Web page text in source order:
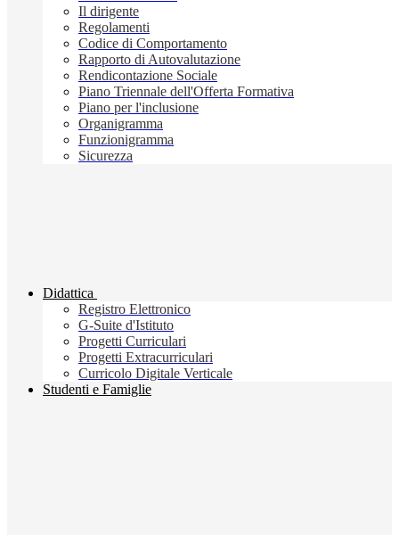
Il dirigente
Regolamenti
Codice di Comportamento
Rapporto di Autovalutazione
Rendicontazione Sociale
Piano Triennale dell'Offerta Formativa
Piano per l'inclusione
Organigramma
Funzionigramma
Sicurezza
Didattica
Registro Elettronico
G-Suite d'Istituto
Progetti Curriculari
Progetti Extracurriculari
Curricolo Digitale Verticale
Studenti e Famiglie